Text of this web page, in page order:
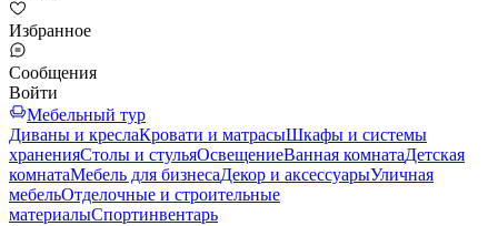
Избранное
Сообщения
Войти
Мебельный тур
Диваны и креслаКровати и матрасыШкафы и системы
храненияСтолы и стульяОсвещениеВанная комнатаДетская
комнатаМебель для бизнесаДекор и аксессуарыУличная
мебельОтделочные и строительные
материалыСпортинвентарь